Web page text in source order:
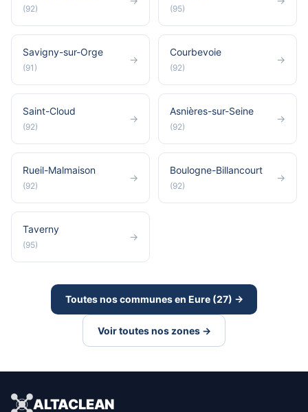
(92) (95)
Savigny-sur-Orge
(91)
→
Courbevoie
(92)
→
Saint-Cloud
(92)
→
Asnières-sur-Seine
(92)
→
Rueil-Malmaison
(92)
→
Boulogne-Billancourt
(92)
→
Taverny
(95)
→
Toutes nos communes en Eure (27) →
Voir toutes nos zones →
ALTACLEAN